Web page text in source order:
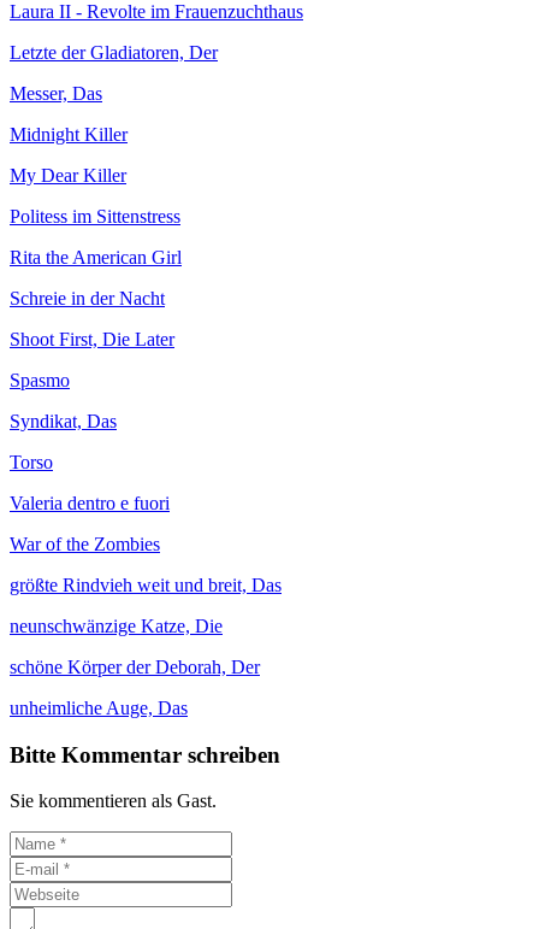
Laura II - Revolte im Frauenzuchthaus
Letzte der Gladiatoren, Der
Messer, Das
Midnight Killer
My Dear Killer
Politess im Sittenstress
Rita the American Girl
Schreie in der Nacht
Shoot First, Die Later
Spasmo
Syndikat, Das
Torso
Valeria dentro e fuori
War of the Zombies
größte Rindvieh weit und breit, Das
neunschwänzige Katze, Die
schöne Körper der Deborah, Der
unheimliche Auge, Das
Bitte Kommentar schreiben
Sie kommentieren als Gast.